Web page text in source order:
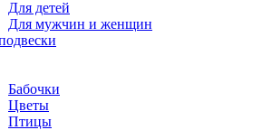
Для детей
Для мужчин и женщин
Бабочки
Цветы
Птицы